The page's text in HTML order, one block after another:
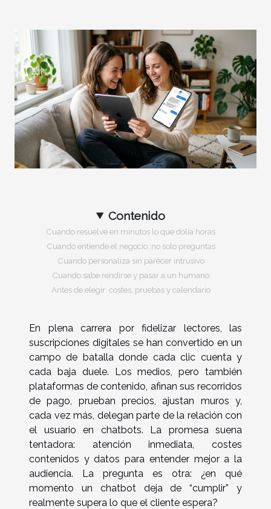
Contenido
Cuando resuelve en minutos lo que dolía horas
Cuando entiende el negocio, no solo preguntas
Cuando personaliza sin parecer intrusivo
Cuando sabe rendirse y pasar a un humano
Antes de elegir: costes, pruebas y calendario
En plena carrera por fidelizar lectores, las
suscripciones digitales se han convertido en un
campo de batalla donde cada clic cuenta y
cada baja duele. Los medios, pero también
plataformas de contenido, afinan sus recorridos
de pago, prueban precios, ajustan muros y,
cada vez más, delegan parte de la relación con
el usuario en chatbots. La promesa suena
tentadora: atención inmediata, costes
contenidos y datos para entender mejor a la
audiencia. La pregunta es otra: ¿en qué
momento un chatbot deja de “cumplir” y
realmente supera lo que el cliente espera?